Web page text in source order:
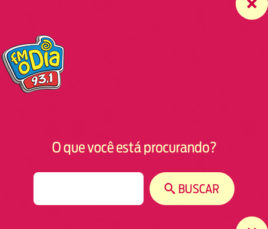
O que você está procurando?
BUSCAR